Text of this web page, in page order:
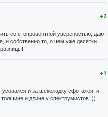
+2
со стопроцентной увереностью, дают
и собственно то, о чем уже десятки
+1
и за шеколадку сфотался, и
и длине у спектрумистов :))